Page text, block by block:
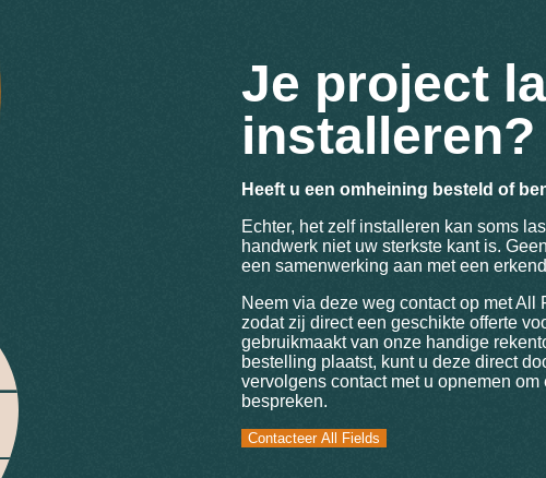
Je project
installeren?
Heeft u een omheining besteld of
Echter, het zelf installeren kan soms
handwerk niet uw sterkste kant is.
een samenwerking aan met een
Neem via deze weg contact op met
zodat zij direct een geschikte offerte
gebruikmaakt van onze handige
bestelling plaatst, kunt u deze direct
vervolgens contact met u opnemen
bespreken.
Contacteer All Fields
Contacteer All Fields